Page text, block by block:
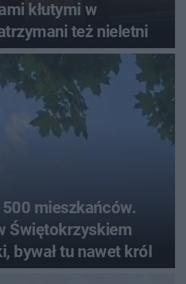
kłutymi w
też nieletni
mieszkańców.
Świętokrzyskiem
bywał tu nawet król